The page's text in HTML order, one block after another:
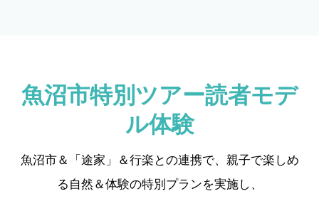
魚沼市特別ツアー読者モデ
ル体験
魚沼市＆「途家」＆行楽との連携で、親子で楽しめ
る自然＆体験の特別プランを実施し、